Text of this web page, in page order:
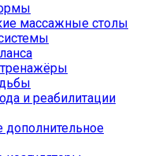
массажные столы
и реабилитации
дополнительное